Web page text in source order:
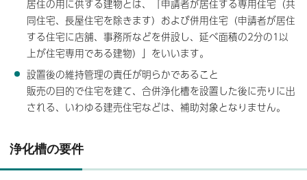
居住の用に供する建物とは、「申請者が居住する専用住宅（共
同住宅、長屋住宅を除きます）および併用住宅（申請者が居住
する住宅に店舗、事務所などを併設し、延べ面積の2分の1以
上が住宅専用である建物）」をいいます。
設置後の維持管理の責任が明らかであること
販売の目的で住宅を建て、合併浄化槽を設置した後に売りに出
される、いわゆる建売住宅などは、補助対象となりません。
浄化槽の要件